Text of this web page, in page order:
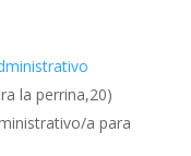
la perrina,20)
a para